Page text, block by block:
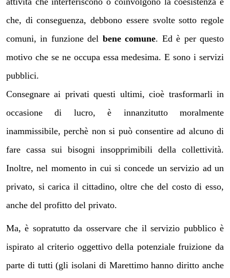
che, di conseguenza, debbono essere svolte sotto regole
comuni, in funzione del bene comune. Ed è per questo
motivo che se ne occupa essa medesima. E sono i servizi
pubblici.
Consegnare ai privati questi ultimi, cioè trasformarli in
occasione di lucro, è innanzitutto moralmente
inammissibile, perchè non si può consentire ad alcuno di
fare cassa sui bisogni insopprimibili della collettività.
Inoltre, nel momento in cui si concede un servizio ad un
privato, si carica il cittadino, oltre che del costo di esso,
anche del profitto del privato.
Ma, è sopratutto da osservare che il servizio pubblico è
ispirato al criterio oggettivo della potenziale fruizione da
parte di tutti (gli isolani di Marettimo hanno diritto anche